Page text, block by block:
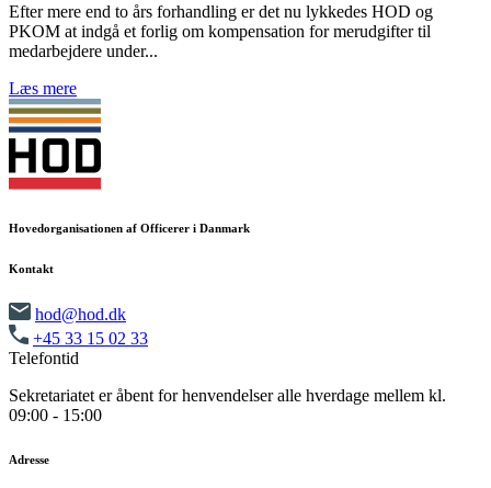
Efter mere end to års forhandling er det nu lykkedes HOD og
PKOM at indgå et forlig om kompensation for merudgifter til
medarbejdere under...
Læs mere
Hovedorganisationen af Officerer i Danmark
Kontakt
hod@hod.dk
+45 33 15 02 33
Telefontid
Sekretariatet er åbent for henvendelser alle hverdage mellem kl.
09:00 - 15:00
Adresse